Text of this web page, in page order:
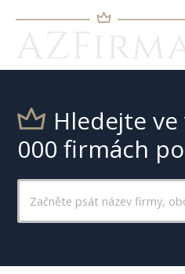
Hledejte ve
000 firmách po